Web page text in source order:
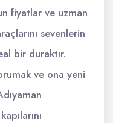
fiyatlar ve uzman
sevenlerin
bir duraktır.
ve ona yeni